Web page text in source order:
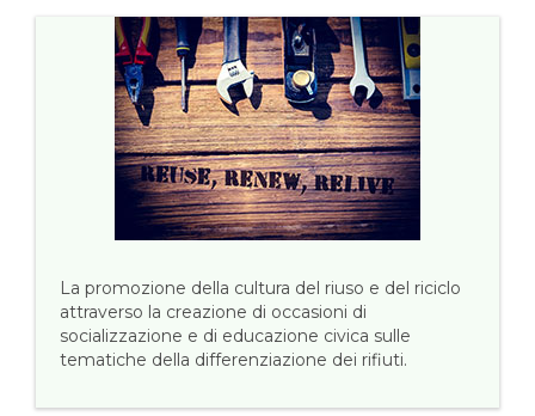
La promozione della cultura del riuso e del riciclo
attraverso la creazione di occasioni di
socializzazione e di educazione civica sulle
tematiche della differenziazione dei rifiuti.